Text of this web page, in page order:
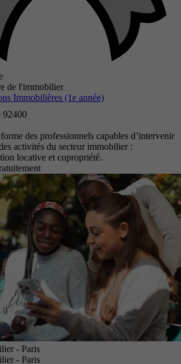
de l'immobilier
Immobilières (1e année)
92400
des professionnels capables d’intervenir
activités du secteur immobilier :
locative et copropriété.